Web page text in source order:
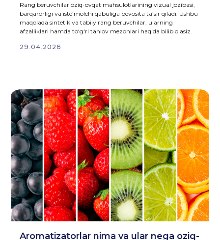
Rang beruvchilar oziq-ovqat mahsulotlarining vizual jozibasi,
barqarorligi va iste’molchi qabuliga bevosita ta’sir qiladi. Ushbu
maqolada sintetik va tabiiy rang beruvchilar, ularning
afzalliklari hamda to‘g‘ri tanlov mezonlari haqida bilib olasiz.
29.04.2026
Aromatizatorlar nima va ular nega oziq-